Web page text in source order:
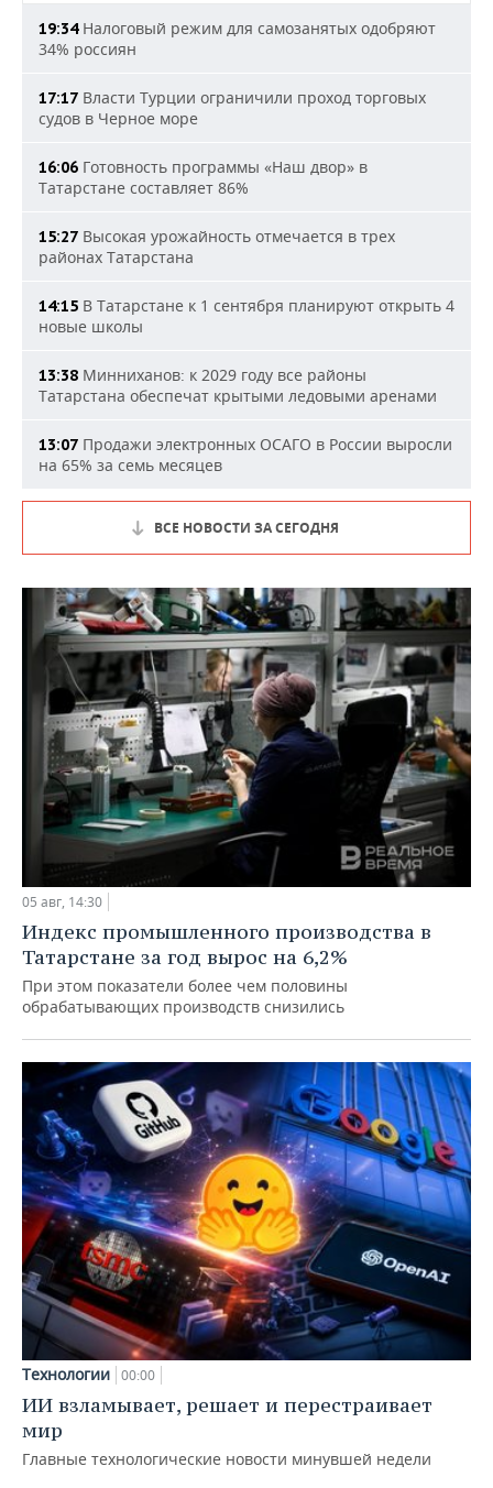
19:34Налоговый режим для самозанятых одобряют
34% россиян
17:17 Власти Турции ограничили проход торговых
судов в Черное море
16:06 Готовность программы «Наш двор» в
Татарстане составляет 86%
15:27 Высокая урожайность отмечается в трех
районах Татарстана
14:15 В Татарстане к 1 сентября планируют открыть 4
новые школы
13:38 Минниханов: к 2029 году все районы
Татарстана обеспечат крытыми ледовыми аренами
13:07 Продажи электронных ОСАГО в России выросли
на 65% за семь месяцев
ВСЕ НОВОСТИ ЗА СЕГОДНЯ
05 авг, 14:30
Индекс промышленного производства в
Татарстане за год вырос на 6,2%
При этом показатели более чем половины
обрабатывающих производств снизились
Технологии 00:00
ИИ взламывает, решает и перестраивает
мир
Главные технологические новости минувшей недели